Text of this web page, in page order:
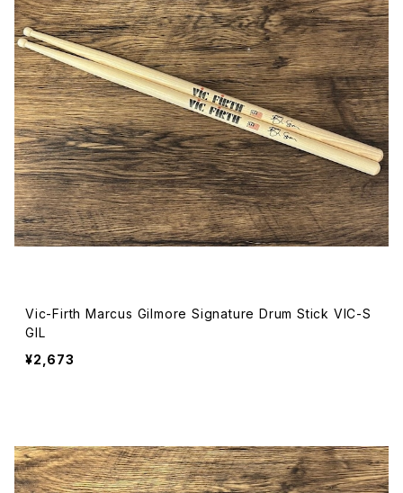
Vic-Firth Marcus Gilmore Signature Drum Stick VIC-S
GIL
¥2,673